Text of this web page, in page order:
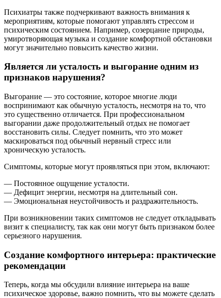
Психиатры также подчеркивают важность внимания к
мероприятиям, которые помогают управлять стрессом и
психическим состоянием. Например, созерцание природы,
умиротворяющая музыка и создание комфортной обстановки
могут значительно повысить качество жизни.
Является ли усталость и выгорание одним из
признаков нарушения?
Выгорание — это состояние, которое многие люди
воспринимают как обычную усталость, несмотря на то, что
это существенно отличается. При профессиональном
выгорании даже продолжительный отдых не помогает
восстановить силы. Следует помнить, что это может
маскироваться под обычный нервный стресс или
хроническую усталость.
Симптомы, которые могут проявляться при этом, включают:
— Постоянное ощущение усталости.
— Дефицит энергии, несмотря на длительный сон.
— Эмоциональная неустойчивость и раздражительность.
При возникновении таких симптомов не следует откладывать
визит к специалисту, так как они могут быть признаком более
серьезного нарушения.
Создание комфортного интерьера: практические
рекомендации
Теперь, когда мы обсудили влияние интерьера на ваше
психическое здоровье, важно помнить, что вы можете сделать